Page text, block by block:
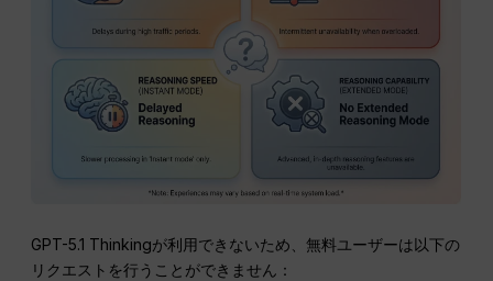
GPT-5.1 Thinkingが利用できないため、無料ユーザーは以下の
リクエストを行うことができません：